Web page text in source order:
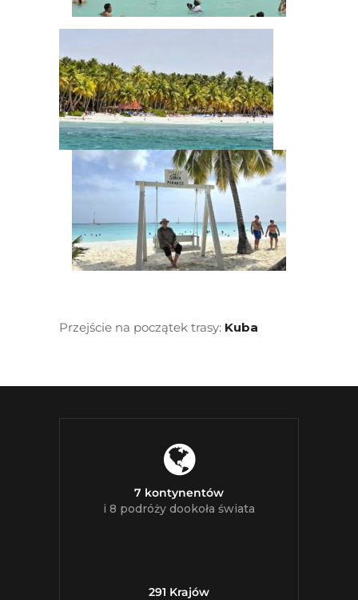
Przejście na początek trasy: Kuba
7 kontynentów
i 8 podróży dookoła świata
291 Krajów